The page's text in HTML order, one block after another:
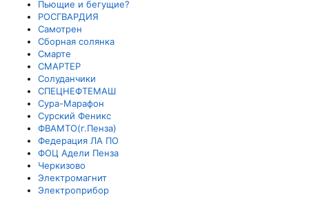
Пьющие и бегущие?
РОСГВАРДИЯ
Самотрен
Сборная солянка
Смарте
СМАРТЕР
Солуданчики
СПЕЦНЕФТЕМАШ
Сура-Марафон
Сурский Феникс
ФВАМТО(г.Пенза)
Федерация ЛА ПО
ФОЦ Адели Пенза
Черкизово
Электромагнит
Электроприбор